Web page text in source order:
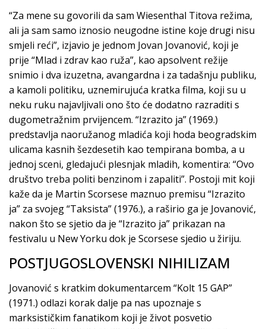
“Za mene su govorili da sam Wiesenthal Titova režima,
ali ja sam samo iznosio neugodne istine koje drugi nisu
smjeli reći”, izjavio je jednom Jovan Jovanović, koji je
prije “Mlad i zdrav kao ruža”, kao apsolvent režije
snimio i dva izuzetna, avangardna i za tadašnju publiku,
a kamoli politiku, uznemirujuća kratka filma, koji su u
neku ruku najavljivali ono što će dodatno razraditi s
dugometražnim prvijencem. “Izrazito ja” (1969.)
predstavlja naoružanog mladića koji hoda beogradskim
ulicama kasnih šezdesetih kao tempirana bomba, a u
jednoj sceni, gledajući plesnjak mladih, komentira: “Ovo
društvo treba politi benzinom i zapaliti”. Postoji mit koji
kaže da je Martin Scorsese maznuo premisu “Izrazito
ja” za svojeg “Taksista” (1976.), a raširio ga je Jovanović,
nakon što se sjetio da je “Izrazito ja” prikazan na
festivalu u New Yorku dok je Scorsese sjedio u žiriju.
POSTJUGOSLOVENSKI NIHILIZAM
Jovanović s kratkim dokumentarcem “Kolt 15 GAP”
(1971.) odlazi korak dalje pa nas upoznaje s
marksističkim fanatikom koji je život posvetio